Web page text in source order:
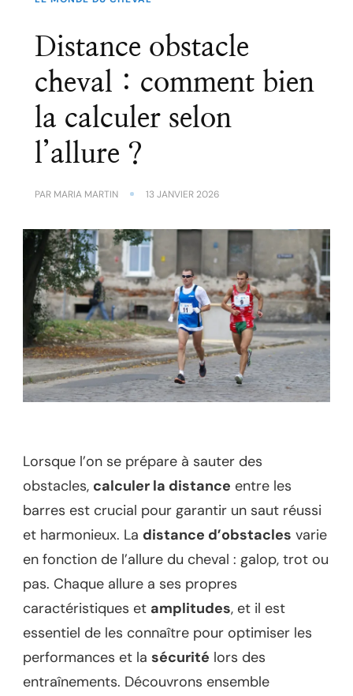
Distance obstacle
cheval : comment bien
la calculer selon
l’allure ?
PAR MARIA MARTIN 13 JANVIER 2026
Lorsque l’on se prépare à sauter des
obstacles, calculer la distance entre les
barres est crucial pour garantir un saut réussi
et harmonieux. La distance d’obstacles varie
en fonction de l’allure du cheval : galop, trot ou
pas. Chaque allure a ses propres
caractéristiques et amplitudes, et il est
essentiel de les connaître pour optimiser les
performances et la sécurité lors des
entraînements. Découvrons ensemble